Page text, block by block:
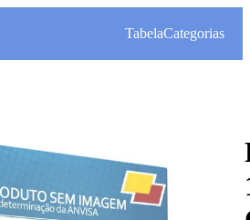
TabelaCategorias